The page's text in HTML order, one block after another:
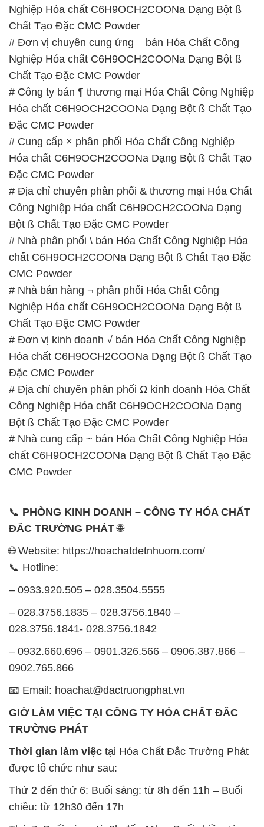
Bột ß Chất Tạo Đặc CMC Powder
# Nhà phân phối \ bán Hóa Chất Công Nghiệp Hóa
chất C6H9OCH2COONa Dạng Bột ß Chất Tạo Đặc
CMC Powder
# Nhà bán hàng ¬ phân phối Hóa Chất Công
Nghiệp Hóa chất C6H9OCH2COONa Dạng Bột ß
Chất Tạo Đặc CMC Powder
# Đơn vị kinh doanh √ bán Hóa Chất Công Nghiệp
Hóa chất C6H9OCH2COONa Dạng Bột ß Chất Tạo
Đặc CMC Powder
# Địa chỉ chuyên phân phối Ω kinh doanh Hóa Chất
Công Nghiệp Hóa chất C6H9OCH2COONa Dạng
Bột ß Chất Tạo Đặc CMC Powder
# Nhà cung cấp ~ bán Hóa Chất Công Nghiệp Hóa
chất C6H9OCH2COONa Dạng Bột ß Chất Tạo Đặc
CMC Powder
📞PHÒNG KINH DOANH – CÔNG TY HÓA CHẤT
ĐẮC TRƯỜNG PHÁT🌐
🌐 Website: https://hoachatdetnhuom.com/
📞 Hotline:
– 0933.920.505 – 028.3504.5555
– 028.3756.1835 – 028.3756.1840 –
028.3756.1841- 028.3756.1842
– 0932.660.696 – 0901.326.566 – 0906.387.866 –
0902.765.866
📧 Email: hoachat@dactruongphat.vn
TRƯỜNG PHÁT
Thời gian làm việctại Hóa Chất Đắc Trường Phát
được tổ chức như sau:
Thứ 2 đến thứ 6: Buổi sáng: từ 8h đến 11h – Buổi
chiều: từ 12h30 đến 17h
Thứ 7: Buổi sáng: từ 8h đến 11h – Buổi chiều: từ
12h30 đến 16h
Chủ nhật: Nghỉ chủ nhật hàng tuần
Chúng tôi rất trân trọng thời gian và cam kết tuân
thủ giờ làm việc để đảm bảo sự hỗ trợ tốt nhất cho
khách hàng và đảm bảo hiệu suất công việc cao
nhất của nhân viên.
BẢN ĐỒ MAP TẠI CÔNG TY HÓA CHẤT ĐẮC
TRƯỜNG PHÁT
ĐỊA CHỈ: 1229C Quốc lộ 1A, Phường Bình Trị
Đông B, Quận Bình Tân, Sài Gòn TP. Hồ Chí